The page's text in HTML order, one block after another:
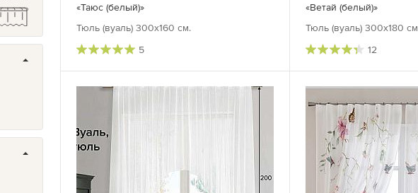
«Таюс (белый)»
Тюль (вуаль) 300х160 см.
5
«Ветай (белый)»
Тюль (вуаль) 300х180 см
12